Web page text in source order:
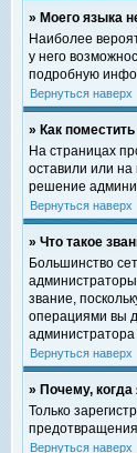
» Моего языка
Наиболее
у него
подробную
Вернуться наверх
» Как
На страницах
оставили или на
решение
Вернуться наверх
» Что такое
Большинство
звание,
операциями вы
Вернуться наверх
» Почему,
Только
Вернуться наверх